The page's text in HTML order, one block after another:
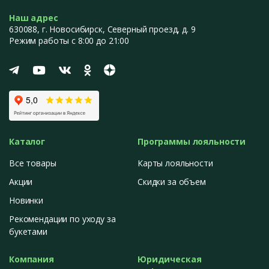
Наш адрес
630088, г. Новосибирск, Северный проезд, д. 9
Режим работы с 8:00 до 21:00
Каталог
Все товары
Акции
Новинки
Рекомендации по уходу за
букетами
Программы лояльности
Карты лояльности
Скидки за объем
Компания
Юридическая